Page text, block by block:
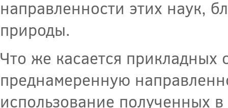
направленности этих наук,
природы.
Что же касается прикладных
преднамеренную
использование полученных в